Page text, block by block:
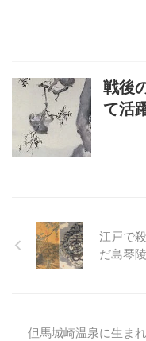
戦後
て活
江戸で
だ島琴陵
但馬城崎温泉に生ま